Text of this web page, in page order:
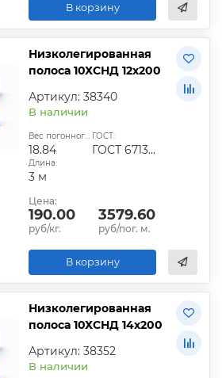
В корзину
Низколегированная
полоса 10ХСНД 12х200
Артикул: 38340
В наличии
Вес погонного метра, кг:
18.84
ГОСТ:
ГОСТ 6713-91
Длина:
3 м
Цена:
190.00
руб/кг.
3579.60
руб/пог. м.
В корзину
Низколегированная
полоса 10ХСНД 14х200
Артикул: 38352
В наличии